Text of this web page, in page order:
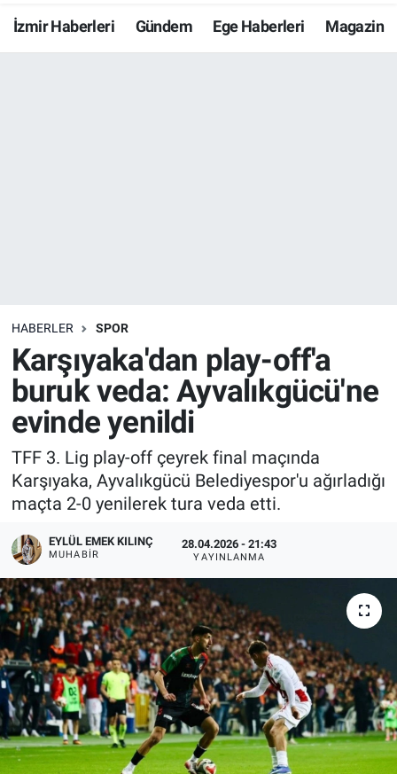
İzmir Haberleri Gündem Ege Haberleri Magazin
HABERLER SPOR
Karşıyaka'dan play-off'a
buruk veda: Ayvalıkgücü'ne
evinde yenildi
TFF 3. Lig play-off çeyrek final maçında
Karşıyaka, Ayvalıkgücü Belediyespor'u ağırladığı
maçta 2-0 yenilerek tura veda etti.
EYLÜL EMEK KILINÇ
MUHABIR
28.04.2026 - 21:43
YAYINLANMA
Resmi İlanlar